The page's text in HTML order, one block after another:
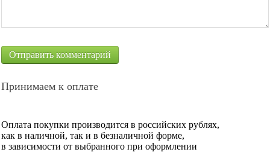
Принимаем к оплате
Оплата покупки производится в российских рублях,
как в наличной, так и в безналичной форме,
в зависимости от выбранного при оформлении